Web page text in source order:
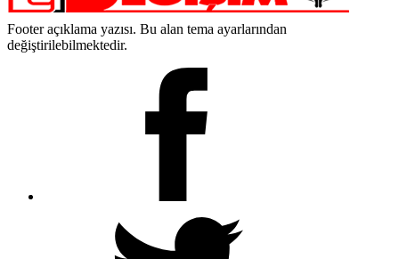
Footer açıklama yazısı. Bu alan tema ayarlarından
değiştirilebilmektedir.